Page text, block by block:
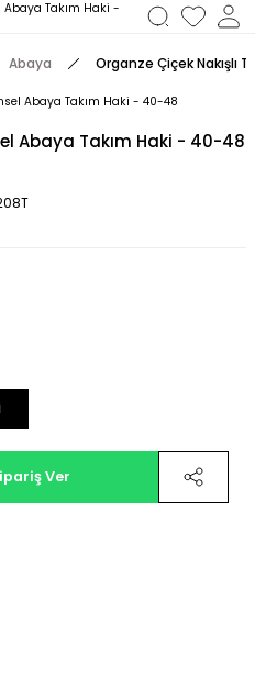
Abaya Organze Çiçek Nakışlı
Abaya Takım Haki - 40-48
Ver